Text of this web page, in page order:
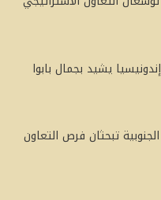
يشيد بجمال بابوا
الجنوبية تبحثان فرص التعاون